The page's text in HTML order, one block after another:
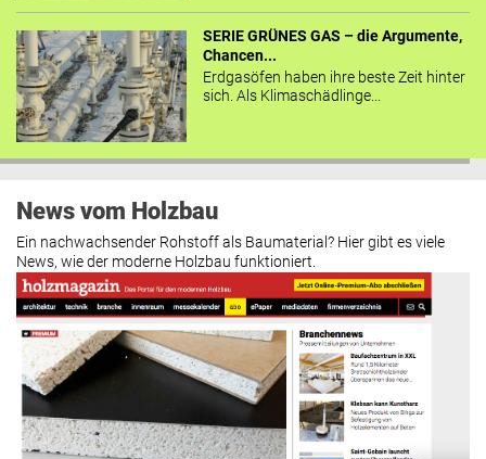
SERIE GRÜNES GAS – die Argumente,
Chancen...
Erdgasöfen haben ihre beste Zeit hinter
sich. Als Klimaschädlinge...
News vom Holzbau
Ein nachwachsender Rohstoff als Baumaterial? Hier gibt es viele
News, wie der moderne Holzbau funktioniert.